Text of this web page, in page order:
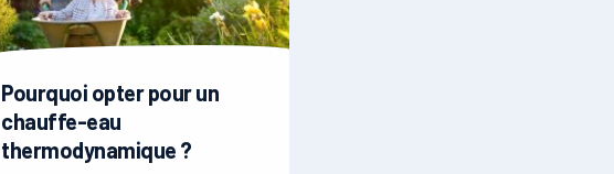
Pourquoi opter pour un
chauffe-eau
thermodynamique ?